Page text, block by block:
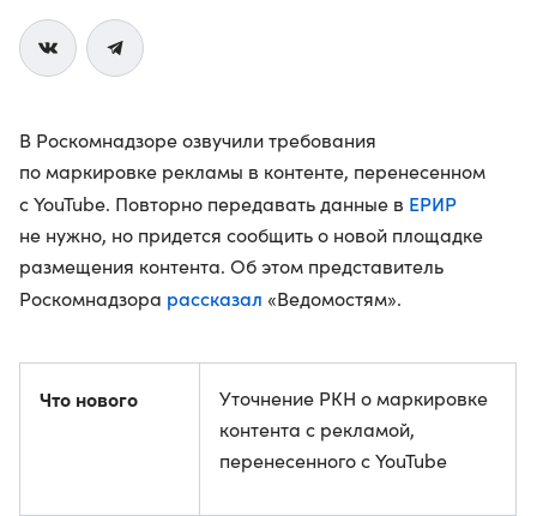
В Роскомнадзоре озвучили требования
по маркировке рекламы в контенте, перенесенном
с YouTube. Повторно передавать данные в ЕРИР
не нужно, но придется сообщить о новой площадке
размещения контента. Об этом представитель
Роскомнадзора рассказал «Ведомостям».
Что нового
Уточнение РКН о маркировке
контента с рекламой,
перенесенного с YouTube